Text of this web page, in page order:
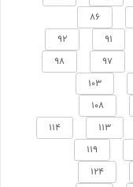
86
91
92
97
98
103
108
113
114
119
124